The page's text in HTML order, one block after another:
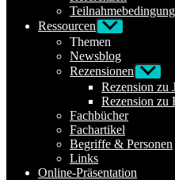
Ressourcen Untermenü
anzeigen
Themen
Newsblog
Rezensionen
Rezension zu
Rezension zu
Fachbücher
Fachartikel
Begriffe & Personen
Links
Online-Präsentation